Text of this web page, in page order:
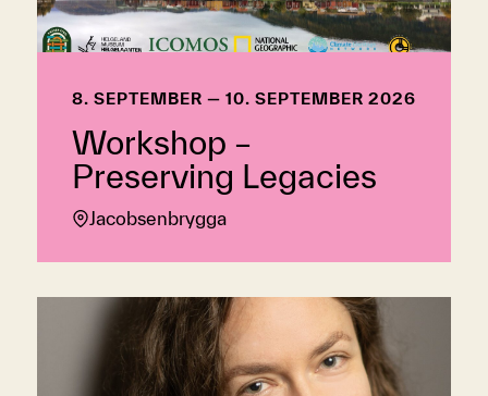
8. SEPTEMBER — 10. SEPTEMBER 2026
Workshop –
Preserving Legacies
Jacobsenbrygga